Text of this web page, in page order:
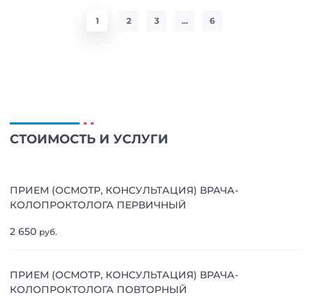
1 2 3 ... 6
СТОИМОСТЬ И УСЛУГИ
ПРИЕМ (ОСМОТР, КОНСУЛЬТАЦИЯ) ВРАЧА-
КОЛОПРОКТОЛОГА ПЕРВИЧНЫЙ
2 650 руб.
ПРИЕМ (ОСМОТР, КОНСУЛЬТАЦИЯ) ВРАЧА-
КОЛОПРОКТОЛОГА ПОВТОРНЫЙ